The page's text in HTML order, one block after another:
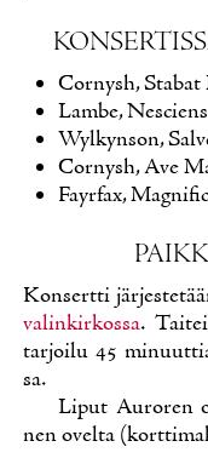
Cor­nysh,
Lam­be,
Wyl­kyn­son,
Cor­nysh, Ave
Fayr­fax,
Kon­sert­ti
va­lin­kir­kos­sa.
tar­joi­lu 45
sa.
Li­put Au­ro­ren
nen ovel­ta